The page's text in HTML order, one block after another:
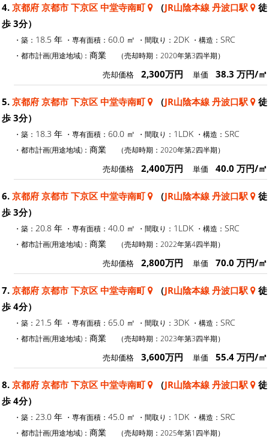
4. 京都府 京都市 下京区 中堂寺南町 （JR山陰本線 丹波口駅
徒
歩 3分）
・築： 18.5 年 ・専有面積： 60.0 ㎡ ・間取り： 2DK ・構造： SRC
・都市計画(用途地域)： 商業 （売却時期：2020年第3四半期）
売却価格 2,300万円 単価 38.3 万円/㎡
5. 京都府 京都市 下京区 中堂寺南町 （JR山陰本線 丹波口駅
徒
歩 3分）
・築： 18.3 年 ・専有面積： 60.0 ㎡ ・間取り： 1LDK ・構造： SRC
・都市計画(用途地域)： 商業 （売却時期：2020年第2四半期）
売却価格 2,400万円 単価 40.0 万円/㎡
6. 京都府 京都市 下京区 中堂寺南町 （JR山陰本線 丹波口駅
徒
歩 3分）
・築： 20.8 年 ・専有面積： 40.0 ㎡ ・間取り： 1LDK ・構造： SRC
・都市計画(用途地域)： 商業 （売却時期：2022年第4四半期）
売却価格 2,800万円 単価 70.0 万円/㎡
7. 京都府 京都市 下京区 中堂寺南町 （JR山陰本線 丹波口駅
徒
歩 4分）
・築： 21.5 年 ・専有面積： 65.0 ㎡ ・間取り： 3DK ・構造： SRC
・都市計画(用途地域)： 商業 （売却時期：2023年第3四半期）
売却価格 3,600万円 単価 55.4 万円/㎡
8. 京都府 京都市 下京区 中堂寺南町 （JR山陰本線 丹波口駅
徒
歩 4分）
・築： 23.0 年 ・専有面積： 45.0 ㎡ ・間取り： 1DK ・構造： SRC
・都市計画(用途地域)： 商業 （売却時期：2025年第1四半期）